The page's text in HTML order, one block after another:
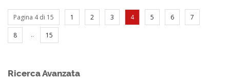
Pagina 4 di 15 1 2 3 4 5 6 7
8 .. 15
Ricerca Avanzata